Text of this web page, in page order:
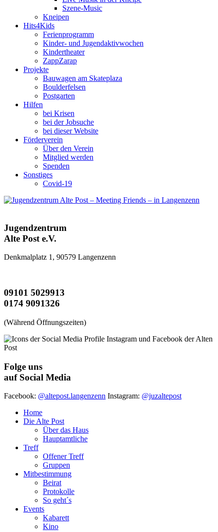
Szene-Music
Kneipen
Hits4Kids
Ferienprogramm
Kinder- und Jugendaktivwochen
Kindertheater
ZappZarap
Projekte
Bauwagen am Skateplaza
Boulderfelsen
Postgarten
Hilfen
bei Krisen
bei der Jobsuche
bei dieser Website
Förderverein
Über den Verein
Mitglied werden
Spenden
Sonstiges
Covid-19
Jugendzentrum
Alte Post e.V.
Denkmalplatz 1, 90579 Langenzenn
09101 5029913
0174 9091326
(Während Öffnungszeiten)
Folge uns
auf Social Media
Facebook: @altepost.langenzenn Instagram: @juzaltepost
Home
Die Alte Post
Über das Haus
Hauptamtliche
Treff
Offener Treff
Gruppen
Mitbestimmung
Beirat
Protokolle
So geht´s
Events
Kabarett
Kino